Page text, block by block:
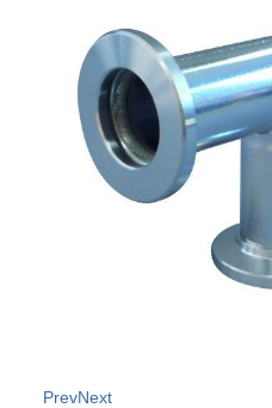
PrevNext